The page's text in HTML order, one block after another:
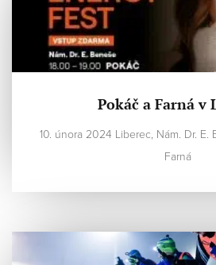
Pokáč a Farná v
10. února 2024 Liberec, Nám. Dr. E.
Farná